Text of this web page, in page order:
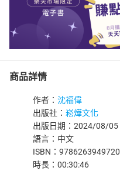
商品詳情
作者： 沈福偉
出版社： 崧燁文化
出版日期：2024/08/05
語言：中文
ISBN：9786263949720
時長：00:30:46